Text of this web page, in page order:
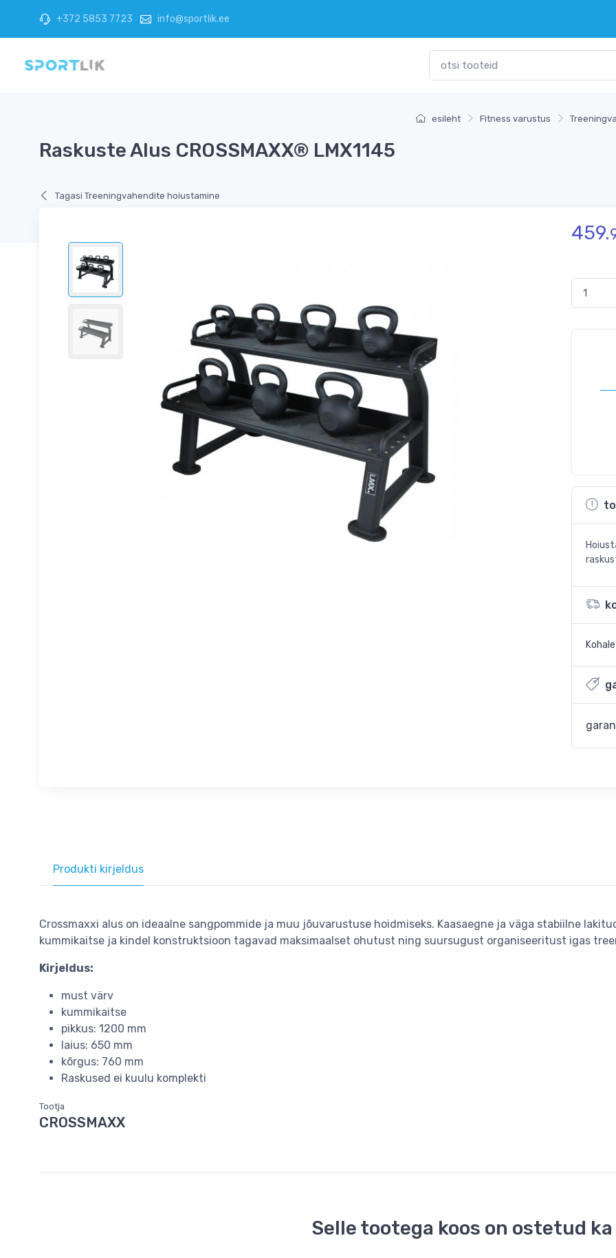
+372 5853 7723 info@sportlik.ee
esileht Fitness varustus
Raskuste Alus CROSSMAXX® LMX1145
Tagasi Treeningvahendite hoiustamine
459.
Produkti kirjeldus
Crossmaxxi alus on ideaalne sangpommide ja muu jõuvarustuse hoidmiseks. Kaasaegne ja väga stabiilne
kummikaitse ja kindel konstruktsioon tagavad maksimaalset ohutust ning suursugust organiseeritust igas
Kirjeldus:
must värv
kummikaitse
pikkus: 1200 mm
laius: 650 mm
kõrgus: 760 mm
Raskused ei kuulu komplekti
Tootja
CROSSMAXX
Selle tootega koos on ostetud ka